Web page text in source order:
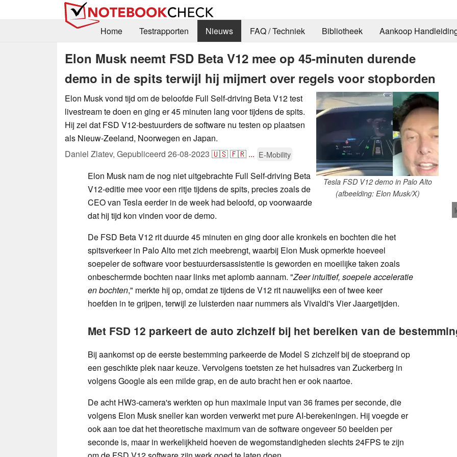
Home Testrapporten Nieuws FAQ / Techniek Bibliotheek Aankoop
Elon Musk neemt FSD Beta V12 mee op 45-minuten durende
demo in de spits terwijl hij mijmert over regels voor stopborden
Tesla FSD V12 demo in Palo Alto
(afbeelding: Elon Musk/X)
Elon Musk vond tijd om de beloofde Full Self-driving Beta V12 test
livestream te doen en ging er 45 minuten lang voor tijdens de spits.
Hij zei dat FSD V12-bestuurders de software nu testen op plaatsen
als Nieuw-Zeeland, Noorwegen en Japan.
Daniel Zlatev, Gepubliceerd 26-08-2023 🇺🇸🇫🇷 ... E-Mobility
Elon Musk nam de nog niet uitgebrachte Full Self-driving Beta
V12-editie mee voor een ritje tijdens de spits, precies zoals de
CEO van Tesla eerder in de week had beloofd, op voorwaarde
dat hij tijd kon vinden voor de demo.
De FSD Beta V12 rit duurde 45 minuten en ging door alle kronkels en bochten die het
spitsverkeer in Palo Alto met zich meebrengt, waarbij Elon Musk opmerkte hoeveel
soepeler de software voor bestuurdersassistentie is geworden en moeilijke taken zoals
onbeschermde bochten naar links met aplomb aannam. "Zeer intuïtief, soepele acceleratie
en bochten," merkte hij op, omdat ze tijdens de V12 rit nauwelijks een of twee keer
hoefden in te grijpen, terwijl ze luisterden naar nummers als Vivaldi's Vier Jaargetijden.
Met FSD 12 parkeert de auto zichzelf bij het bereiken van de
Bij aankomst op de eerste bestemming parkeerde de Model S zichzelf bij de stoeprand op
een geschikte plek naar keuze. Vervolgens toetsten ze het huisadres van Zuckerberg in
volgens Google als een milde grap, en de auto bracht hen er ook naartoe.
De acht HW3-camera's werkten op hun maximale input van 36 frames per seconde, die
volgens Elon Musk sneller kan worden verwerkt met pure AI-berekeningen. Hij voegde er
ook aan toe dat het theoretische maximum van de software ongeveer 50 beelden per
seconde is, maar in werkelijkheid hoeven de wegomstandigheden slechts 24FPS te zijn